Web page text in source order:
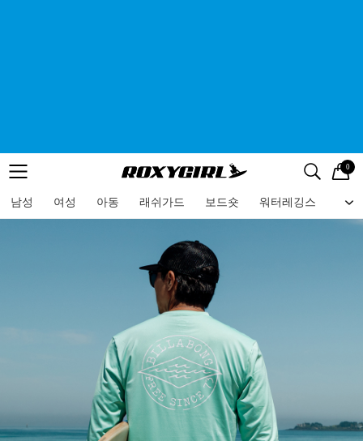
메뉴 검색
로고 0
남성 여성 아동 래쉬가드 보드숏 워터레깅스 비
메뉴